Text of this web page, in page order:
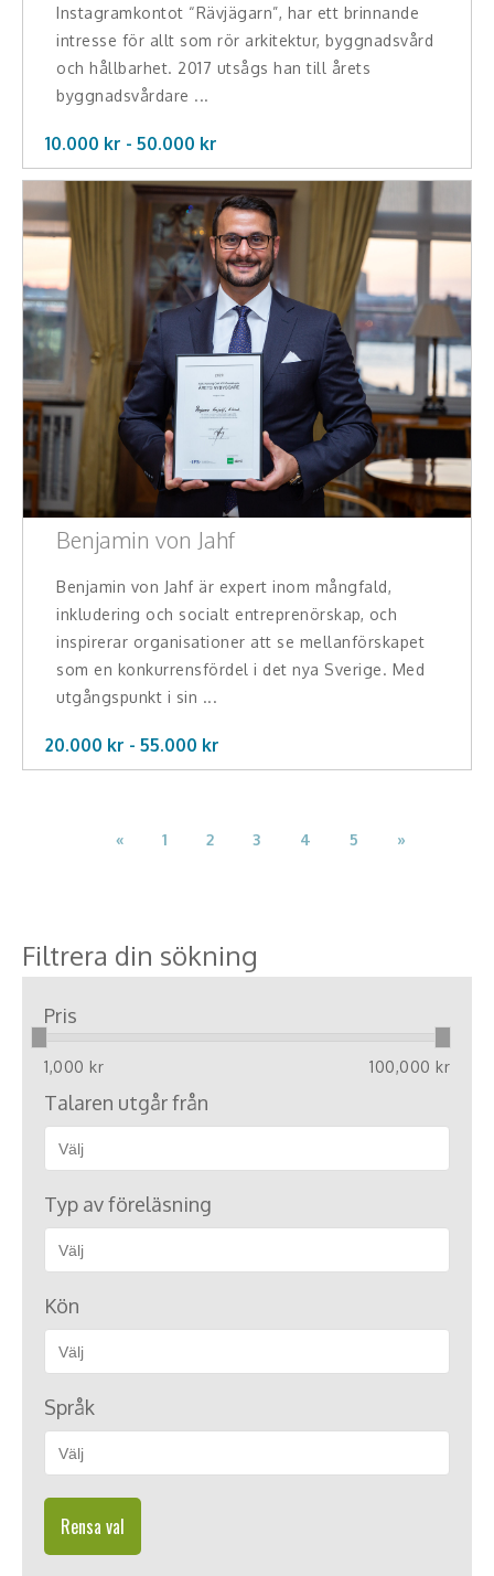
Instagramkontot “Rävjägarn”, har ett brinnande
intresse för allt som rör arkitektur, byggnadsvård
och hållbarhet. 2017 utsågs han till årets
byggnadsvårdare ...
10.000 kr - 50.000 kr
Benjamin von Jahf
Benjamin von Jahf är expert inom mångfald,
inkludering och socialt entreprenörskap, och
inspirerar organisationer att se mellanförskapet
som en konkurrensfördel i det nya Sverige. Med
utgångspunkt i sin ...
20.000 kr - 55.000 kr
« 1 2 3 4 5 »
Filtrera din sökning
Pris
1,000 kr 100,000 kr
Talaren utgår från
Typ av föreläsning
Kön
Språk
Rensa val